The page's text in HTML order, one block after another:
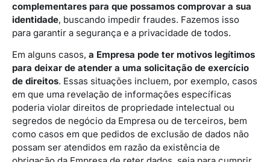
complementares para que possamos comprovar a sua
identidade, buscando impedir fraudes. Fazemos isso
para garantir a segurança e a privacidade de todos.
Em alguns casos, a Empresa pode ter motivos legítimos
para deixar de atender a uma solicitação de exercício
de direitos. Essas situações incluem, por exemplo, casos
em que uma revelação de informações específicas
poderia violar direitos de propriedade intelectual ou
segredos de negócio da Empresa ou de terceiros, bem
como casos em que pedidos de exclusão de dados não
possam ser atendidos em razão da existência de